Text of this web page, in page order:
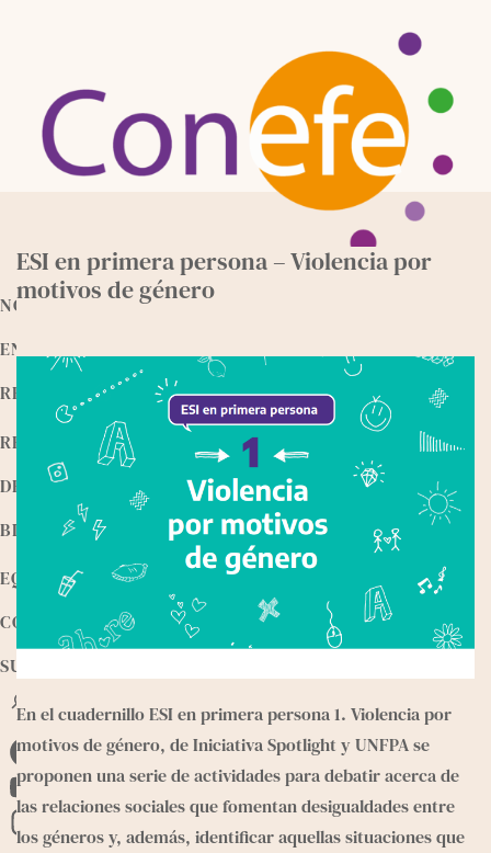
NOTICIAS
ENTREVISTAS
RECURSOS
RELEEMOS
DEVOCIONALES
BIBLIOTECA
EQUIPO
CONTACTO
SUMATE
ESI en primera persona – Violencia por
motivos de género
En el cuadernillo ESI en primera persona 1. Violencia por
motivos de género, de Iniciativa Spotlight y UNFPA se
proponen una serie de actividades para debatir acerca de
las relaciones sociales que fomentan desigualdades entre
los géneros y, además, identificar aquellas situaciones que